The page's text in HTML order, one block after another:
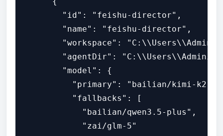
        "id": "feishu-director",
        "name": "feishu-director",
"workspace":
"agentDir":
        "model": {
"primary": "bailian/kimi-
          "fallbacks": [
            "bailian/qwen3.5-plus",
            "zai/glm-5"